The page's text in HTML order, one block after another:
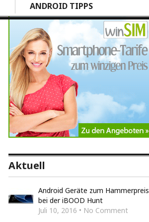
ANDROID TIPPS
Aktuell
Android Geräte zum Hammerpreis
bei der iBOOD Hunt
Juli 10, 2016 • No Comment